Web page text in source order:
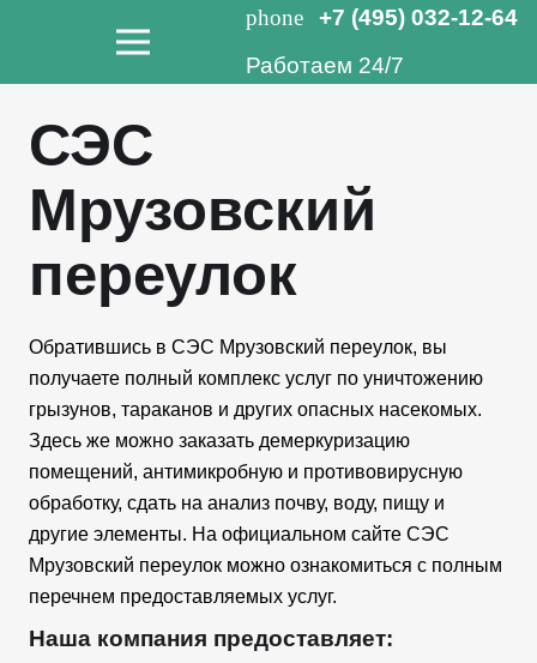
phone
+7 (495) 032-12-64
Работаем 24/7
СЭС
Мрузовский
переулок
Обратившись в СЭС Мрузовский переулок, вы
получаете полный комплекс услуг по уничтожению
грызунов, тараканов и других опасных насекомых.
Здесь же можно заказать демеркуризацию
помещений, антимикробную и противовирусную
обработку, сдать на анализ почву, воду, пищу и
другие элементы. На официальном сайте СЭС
Мрузовский переулок можно ознакомиться с полным
перечнем предоставляемых услуг.
Наша компания предоставляет: